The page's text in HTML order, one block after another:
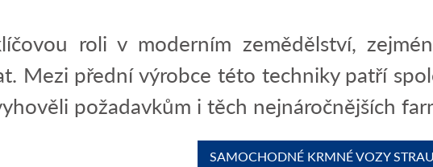
roli v moderním zemědělství,
Mezi přední výrobce této techniky patří
požadavkům i těch nejnáročnějších
SAMOCHODNÉ KRMNÉ VOZY